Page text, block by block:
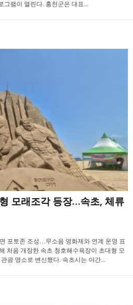
그램이 열린다. 홍천군은 대표...
모래조각 등장…속초, 체류
포토존 조성…무소음 영화제와 연계 운영 표
처음 개장한 속초 청호해수욕장이 초대형 모
광 명소로 변신했다. 속초시는 야간...